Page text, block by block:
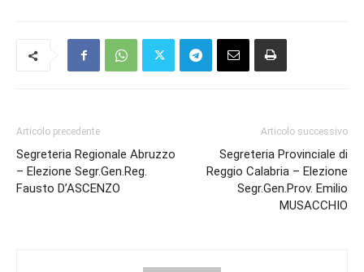
Articolo precedente
Segreteria Regionale Abruzzo
– Elezione Segr.Gen.Reg.
Fausto D’ASCENZO
Articolo successivo
Segreteria Provinciale di
Reggio Calabria – Elezione
Segr.Gen.Prov. Emilio
MUSACCHIO